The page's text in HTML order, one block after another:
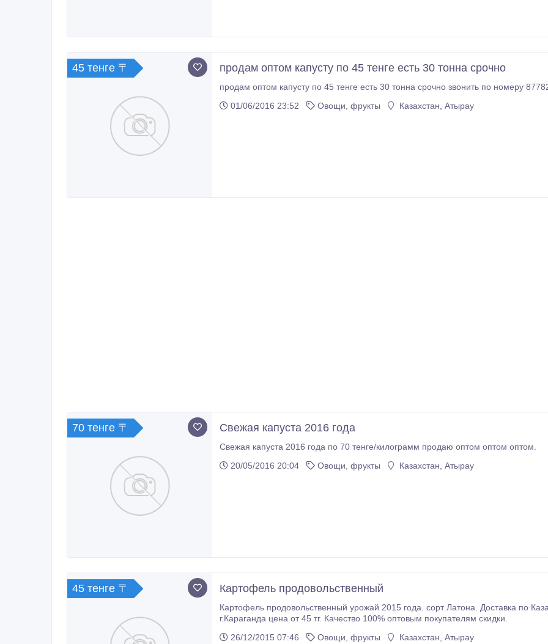
45 тенге 〒 продам оптом капусту по 45 тенге есть 30 тонна срочно
продам оптом капусту по 45 тенге есть 30 тонна срочно звонить по номеру
01/06/2016 23:52
Овощи, фрукты Казахстан, Атырау
70 тенге 〒 Свежая капуста 2016 года
Свежая капуста 2016 года по 70 тенге/килограмм продаю оптом оптом оптом.
20/05/2016 20:04
Овощи, фрукты Казахстан, Атырау
45 тенге 〒 Картофель продовольственный
Картофель продовольственный урожай 2015 года. сорт Латона. Доставка по
г.Караганда цена от 45 тг. Качество 100% оптовым покупателям скидки.
26/12/2015 07:46
Овощи, фрукты Казахстан, Атырау